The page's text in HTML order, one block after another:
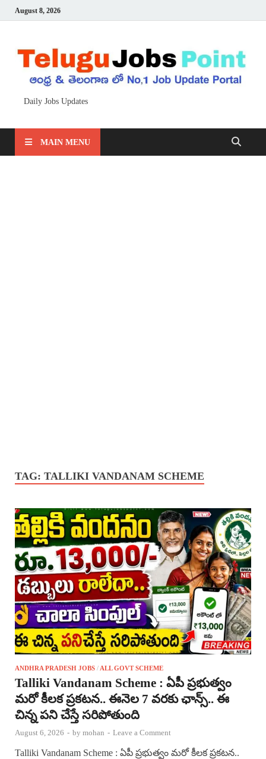
August 8, 2026
Daily Jobs Updates
MAIN MENU
TAG: TALLIKI VANDANAM SCHEME
ANDHRA PRADESH JOBS / ALL GOVT SCHEME
Talliki Vandanam Scheme : ఏపీ ప్రభుత్వం
మరో కీలక ప్రకటన.. ఈనెల 7 వరకు ఛాన్స్.. ఈ
చిన్న పని చేస్తే సరిపోతుంది
August 6, 2026 - by mohan - Leave a Comment
Talliki Vandanam Scheme : ఏపీ ప్రభుత్వం మరో కీలక ప్రకటన..